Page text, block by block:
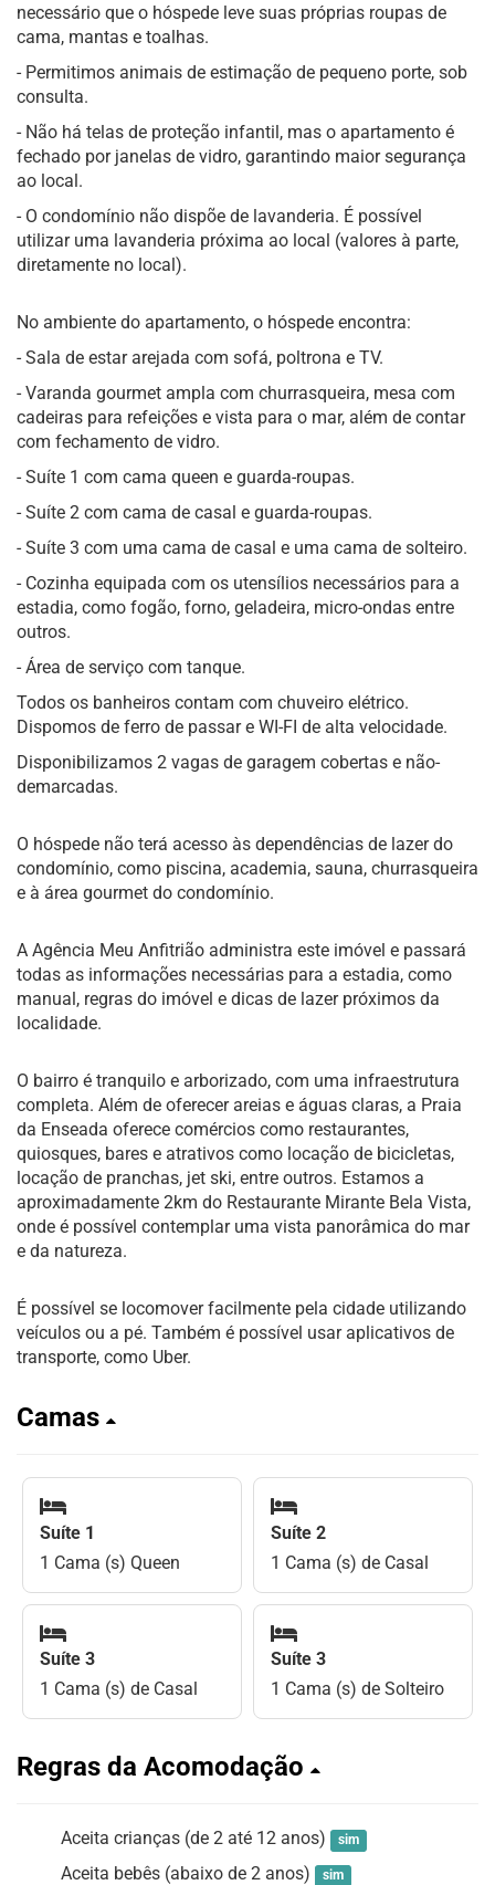
necessário que o hóspede leve suas próprias roupas de
cama, mantas e toalhas.
- Permitimos animais de estimação de pequeno porte, sob
consulta.
- Não há telas de proteção infantil, mas o apartamento é
fechado por janelas de vidro, garantindo maior segurança
ao local.
- O condomínio não dispõe de lavanderia. É possível
utilizar uma lavanderia próxima ao local (valores à parte,
diretamente no local).
No ambiente do apartamento, o hóspede encontra:
- Sala de estar arejada com sofá, poltrona e TV.
- Varanda gourmet ampla com churrasqueira, mesa com
cadeiras para refeições e vista para o mar, além de contar
com fechamento de vidro.
- Suíte 1 com cama queen e guarda-roupas.
- Suíte 2 com cama de casal e guarda-roupas.
- Suíte 3 com uma cama de casal e uma cama de solteiro.
- Cozinha equipada com os utensílios necessários para a
estadia, como fogão, forno, geladeira, micro-ondas entre
outros.
- Área de serviço com tanque.
Todos os banheiros contam com chuveiro elétrico.
Dispomos de ferro de passar e WI-FI de alta velocidade.
Disponibilizamos 2 vagas de garagem cobertas e não-
demarcadas.
O hóspede não terá acesso às dependências de lazer do
condomínio, como piscina, academia, sauna, churrasqueira
e à área gourmet do condomínio.
A Agência Meu Anfitrião administra este imóvel e passará
todas as informações necessárias para a estadia, como
manual, regras do imóvel e dicas de lazer próximos da
localidade.
O bairro é tranquilo e arborizado, com uma infraestrutura
completa. Além de oferecer areias e águas claras, a Praia
da Enseada oferece comércios como restaurantes,
quiosques, bares e atrativos como locação de bicicletas,
locação de pranchas, jet ski, entre outros. Estamos a
aproximadamente 2km do Restaurante Mirante Bela Vista,
onde é possível contemplar uma vista panorâmica do mar
e da natureza.
É possível se locomover facilmente pela cidade utilizando
veículos ou a pé. Também é possível usar aplicativos de
transporte, como Uber.
Camas
Suíte 1
1 Cama (s) Queen
Suíte 2
1 Cama (s) de Casal
Suíte 3
1 Cama (s) de Casal
Suíte 3
1 Cama (s) de Solteiro
Regras da Acomodação
Aceita crianças (de 2 até 12 anos) sim
Aceita bebês (abaixo de 2 anos) sim